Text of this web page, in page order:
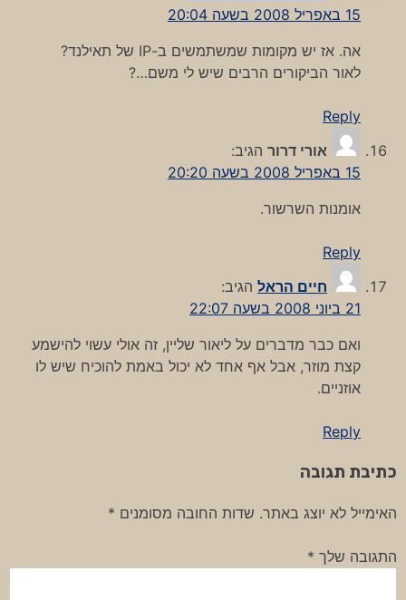
15 באפריל 2008 בשעה 20:04
אה. אז יש מקומות שמשתמשים ב-IP של תאילנד?
לאור הביקורים הרבים שיש לי משם…?
Reply
אורי דרור הגיב:
15 באפריל 2008 בשעה 20:20
אומנות השרשור.
Reply
חיים הראל הגיב:
21 ביוני 2008 בשעה 22:07
ואם כבר מדברים על ליאור שליין, זה אולי עשוי להישמע
קצת מוזר, אבל אף אחד לא יכול באמת להוכיח שיש לו
אוזניים.
Reply
כתיבת תגובה
האימייל לא יוצג באתר. שדות החובה מסומנים *
התגובה שלך *